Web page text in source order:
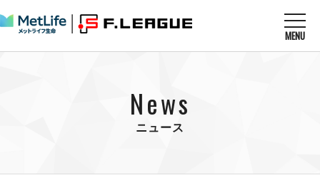
MENU
U-23選抜
MATCHESNews
ニュース